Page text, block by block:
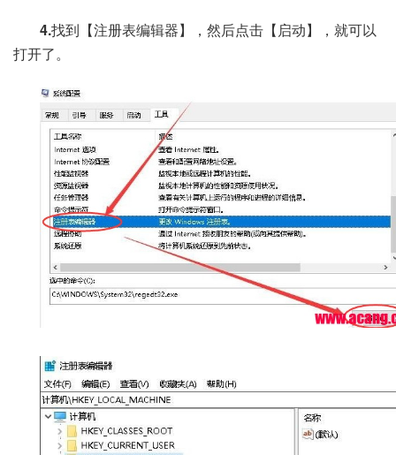
4.找到【注册表编辑器】，然后点击【启动】，就可以
打开了。